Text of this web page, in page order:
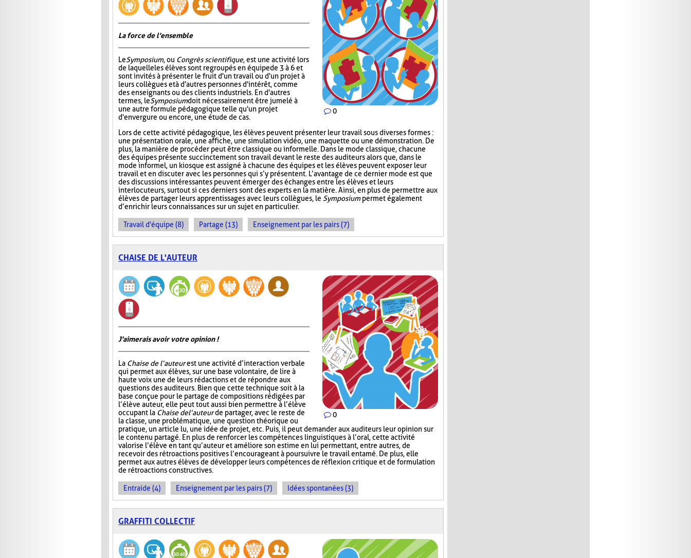
0
La force de l'ensemble
LeSymposium, ou Congrès scientifique, est une activité lors
de laquelle les élèves sont regroupés en équipe de 3 à 6 et
sont invités à présenter le fruit d'un travail ou d'un projet à
leurs collègues et à d'autres personnes d'intérêt, comme
des enseignants ou des clients industriels. En d'autres
termes, leSymposiumdoit nécessairement être jumelé à
une autre formule pédagogique telle qu'un projet
d'envergure ou encore, une étude de cas.
Lors de cette activité pédagogique, les élèves peuvent présenter leur travail sous diverses formes :
une présentation orale, une affiche, une simulation vidéo, une maquette ou une démonstration. De
plus, la manière de procéder peut être classique ou informelle. Dans le mode classique, chacune
des équipes présente succinctement son travail devant le reste des auditeurs alors que, dans le
mode informel, un kiosque est assigné à chacune des équipes et les élèves peuvent exposer leur
travail et en discuter avec les personnes qui s’y présentent. L’avantage de ce dernier mode est que
des discussions intéressantes peuvent émerger des échanges entre les élèves et leurs
interlocuteurs, surtout si ces derniers sont des experts en la matière. Ainsi, en plus de permettre aux
élèves de partager leurs apprentissages avec leurs collègues, le Symposiumpermet également
d’enrichir leurs connaissances sur un sujet en particulier.
Travail d'équipe (8) Partage (13) Enseignement par les pairs (7)
CHAISE DE L'AUTEUR
0
J'aimerais avoir votre opinion !
La Chaise de l’auteurest une activité d’interaction verbale
qui permet aux élèves, sur une base volontaire, de lire à
haute voix une de leurs rédactions et de répondre aux
questions des auditeurs. Bien que cette technique soit à la
base conçue pour le partage de compositions rédigées par
l’élève auteur, elle peut tout aussi bien permettre à l’élève
occupant la Chaise de l’auteurde partager, avec le reste de
la classe, une problématique, une question théorique ou
pratique, un article lu, une idée de projet, etc. Puis, il peut demander aux auditeurs leur opinion sur
le contenu partagé. En plus de renforcer les compétences linguistiques à l’oral, cette activité
valorise l’élève en tant qu’auteur et améliore son estime en lui permettant, entre autres, de
recevoir des rétroactions positives l’encourageant à poursuivre le travail entamé. De plus, elle
permet aux autres élèves de développer leurs compétences de réflexion critique et de formulation
de rétroactions constructives.
Entraide (4) Enseignement par les pairs (7) Idées spontanées (3)
GRAFFITI COLLECTIF